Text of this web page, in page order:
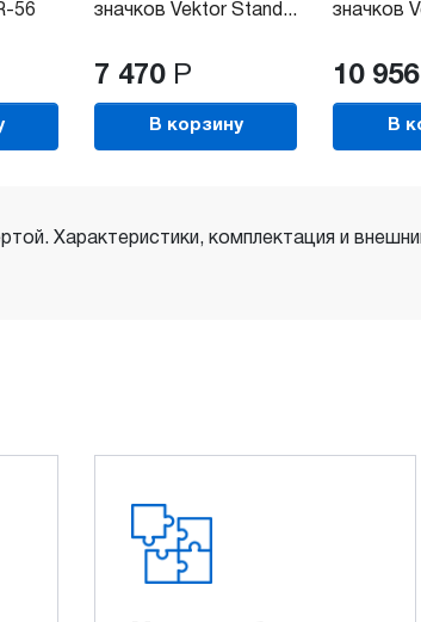
56
значков Vektor Stand...
7 470 Р
В корзину
значков
10 956
В
Характеристики, комплектация и